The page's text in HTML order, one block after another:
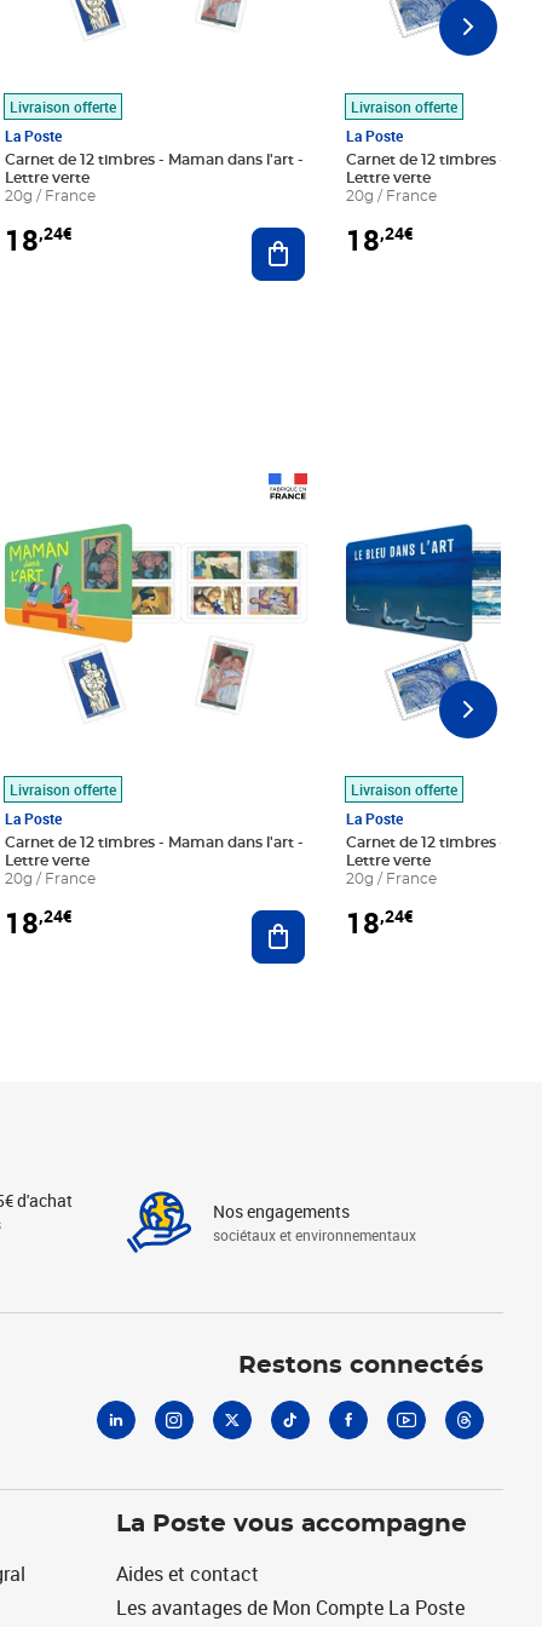
au panier
Livraison offerte
La Poste
Carnet de 12 timbres - Maman dans l'art -
Lettre verte
20g / France
18,24€ Ajouter au panier
Livraison offerte
La Poste
Carnet de 12 timbres - Le
Lettre verte
20g / France
18,24€
au panier
Livraison offerte
La Poste
Carnet de 12 timbres - Maman dans l'art -
Lettre verte
20g / France
18,24€ Ajouter au panier
Livraison offerte
La Poste
Carnet de 12 timbres - Le
Lettre verte
20g / France
18,24€
d'achat Nos engagements
sociétaux et environnementaux
Restons connectés
La Poste vous accompagne
Aides et contact
Les avantages de Mon Compte La Poste